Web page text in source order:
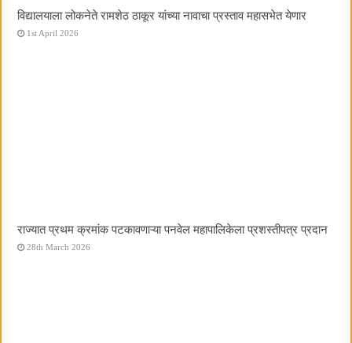
विद्यालयाला लोकनेते रामशेठ ठाकूर यांच्या नावाचा प्रस्ताव महासभेत येणार
1st April 2026
राज्यात प्रथम क्रमांक पटकावणाऱ्या पनवेल महापालिकेला प्रशस्तीपत्र प्रदान
28th March 2026